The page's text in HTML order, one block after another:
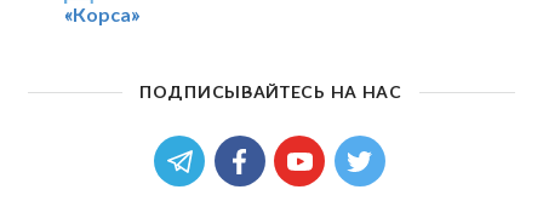
«Корса»
ПОДПИСЫВАЙТЕСЬ НА НАС